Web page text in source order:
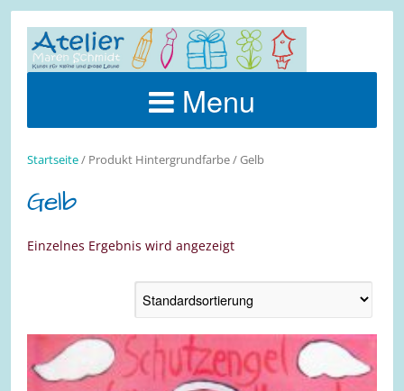
Menu
Startseite/ Produkt Hintergrundfarbe / Gelb
Gelb
Einzelnes Ergebnis wird angezeigt